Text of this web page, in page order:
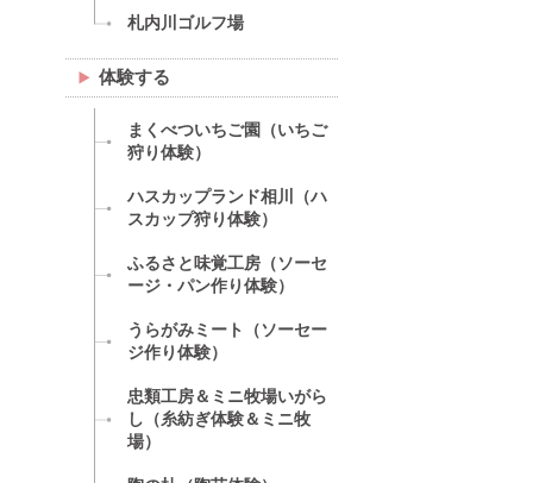
札内川ゴルフ場
体験する
まくべついちご園（いちご
狩り体験）
ハスカップランド相川（ハ
スカップ狩り体験）
ふるさと味覚工房（ソーセ
ージ・パン作り体験）
うらがみミート（ソーセー
ジ作り体験）
忠類工房＆ミニ牧場いがら
し（糸紡ぎ体験＆ミニ牧
場）